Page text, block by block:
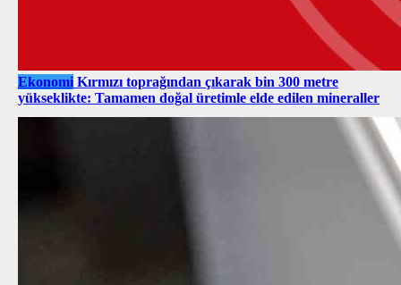
Ekonomi Kırmızı toprağından çıkarak bin 300 metre
yükseklikte: Tamamen doğal üretimle elde edilen mineraller